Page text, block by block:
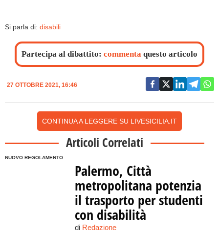
Si parla di: disabili
Partecipa al dibattito: commenta questo articolo
27 OTTOBRE 2021, 16:46
CONTINUA A LEGGERE SU LIVESICILIA.IT
Articoli Correlati
NUOVO REGOLAMENTO
Palermo, Città
metropolitana potenzia
il trasporto per studenti
con disabilità
di Redazione